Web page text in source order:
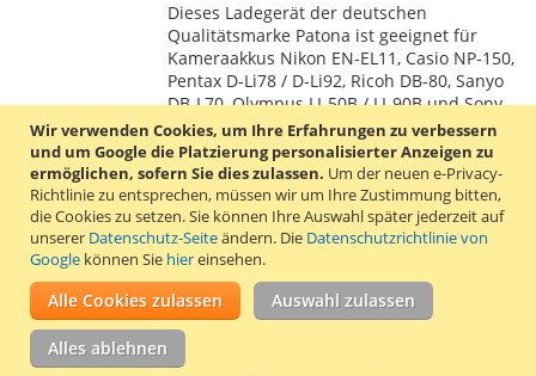
Wir verwenden Cookies, um Ihre Erfahrungen zu verbessern
und um Google die Platzierung personalisierter Anzeigen zu
ermöglichen, sofern Sie dies zulassen. Um der neuen e-Privacy-
Richtlinie zu entsprechen, müssen wir um Ihre Zustimmung bitten,
die Cookies zu setzen.Sie können Ihre Auswahl später jederzeit auf
unserer Datenschutz-Seiteändern. Die Datenschutzrichtlinie von
Google können Sie hiereinsehen.
Alle Cookies zulassen Auswahl zulassen
Alles ablehnen
HINZUFÜGEN
HINZUFÜGEN
Dieses Ladegerät der deutschen
Qualitätsmarke Patona ist geeignet für
Kameraakkus Nikon EN-EL11, Casio NP-150,
Pentax D-Li78 / D-Li92, Ricoh DB-80, Sanyo
DB-L70, Olympus LI-50B / LI-90B und Sony
NP-BK1 / NP-FK1 / NP-BY1.Mehr erfahren
Nikon EN-EL11 Dual-USB-Ladegerät
(Patona)
14,51 €
Inkl. 19% MwSt., zzgl.Versand
In den Warenkorb